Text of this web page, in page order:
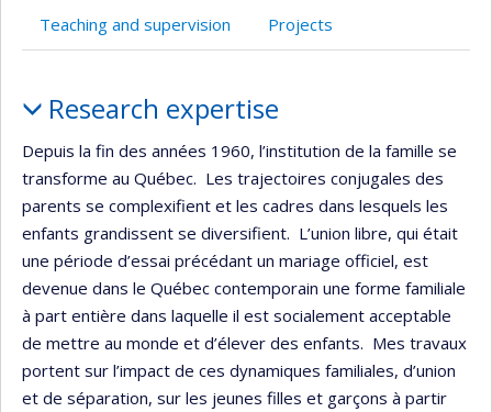
Teaching and supervision Projects
Research expertise
Depuis la fin des années 1960, l’institution de la famille se
transforme au Québec. Les trajectoires conjugales des
parents se complexifient et les cadres dans lesquels les
enfants grandissent se diversifient. L’union libre, qui était
une période d’essai précédant un mariage officiel, est
devenue dans le Québec contemporain une forme familiale
à part entière dans laquelle il est socialement acceptable
de mettre au monde et d’élever des enfants. Mes travaux
portent sur l’impact de ces dynamiques familiales, d’union
et de séparation, sur les jeunes filles et garçons à partir